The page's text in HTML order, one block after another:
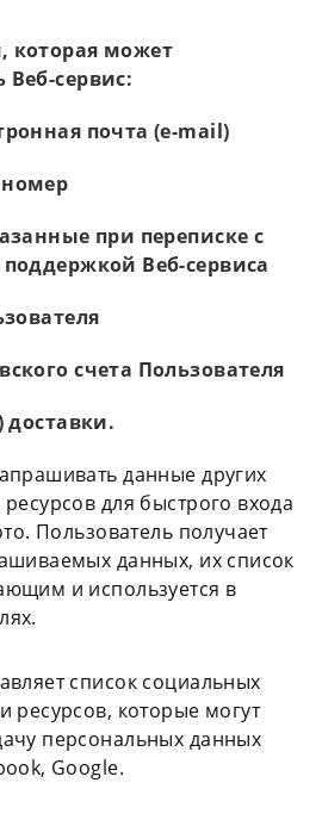
которая может
сервис:
почта (e-mail)
при переписке с
Веб-сервиса
счета Пользователя
доставки.
данные других
для быстрого входа
Пользователь получает
данных, их список
и используется в
список социальных
ресурсов, которые могут
персональных данных
Google.